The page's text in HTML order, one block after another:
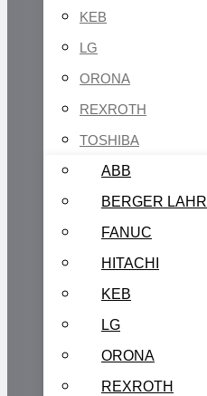
KEB
LG
ORONA
REXROTH
TOSHIBA
ABB
BERGER LAHR
FANUC
HITACHI
KEB
LG
ORONA
REXROTH